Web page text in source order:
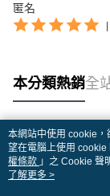
匿名
|
本分類熱銷全
熱門標籤
本網站中使用 cookie
望在電腦上使用
權條款 」之 Cookie 聲
用條款之 Cookie 聲明
了解更多 >